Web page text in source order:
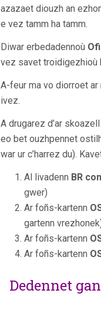
azazaet diouzh an
e vez tamm ha tamm.
Diwar erbedadennoù
vez savet troidigezhioù
A-feur ma vo diorroet ar
ivez.
A drugarez d’ar
eo bet ouzhpennet
war ur c’harrez du).
Al livadenn BR
gwer)
Ar foñs-kartenn
gartenn
Ar foñs-kartenn
Ar foñs-kartenn
Dedennet